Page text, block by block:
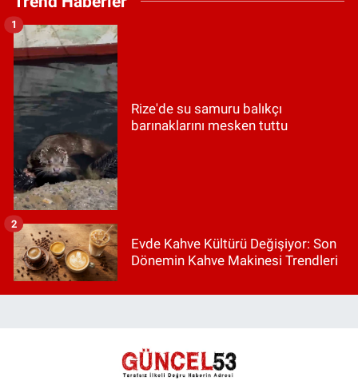
Rize'de su samuru balıkçı
barınaklarını mesken tuttu
1
Evde Kahve Kültürü Değişiyor: Son
Dönemin Kahve Makinesi Trendleri
2